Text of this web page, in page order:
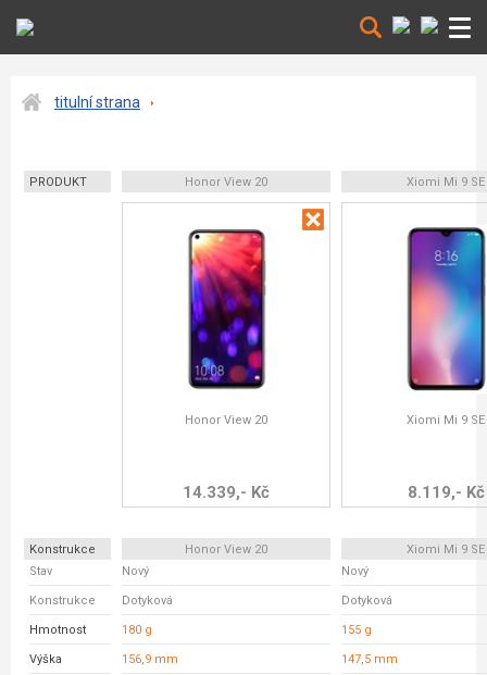
titulní strana
PRODUKT Honor View 20 Xiomi Mi 9 SE
Honor View 20
14.339,- Kč
Xiomi Mi 9 SE
8.119,- Kč
Konstrukce Honor View 20
Xiomi Mi 9 SE
Stav
Nový Nový
Konstrukce Dotyková Dotyková
Hmotnost 180 g 155 g
Výška 156,9 mm 147,5 mm